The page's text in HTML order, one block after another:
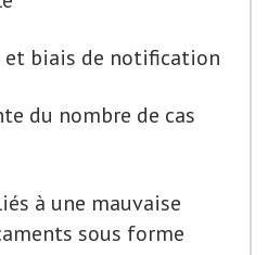
biais de notification
du nombre de cas
à une mauvaise
sous forme